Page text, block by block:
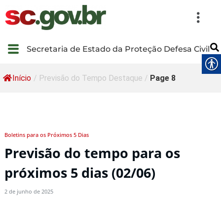
Secretaria de Estado da Proteção Defesa Civil
Início / Previsão do Tempo Destaque / Page 8
Boletins para os Próximos 5 Dias
Previsão do tempo para os
próximos 5 dias (02/06)
2 de junho de 2025